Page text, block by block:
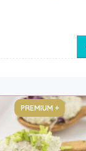
PREMIUM +